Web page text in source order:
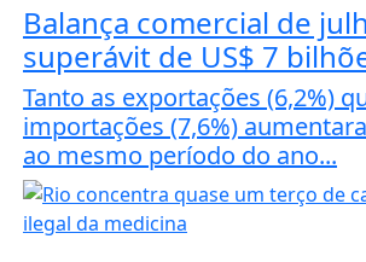
Balança comercial de
superávit de US$ 7
Tanto as exportações (6,2%)
importações (7,6%)
ao mesmo período do ano...